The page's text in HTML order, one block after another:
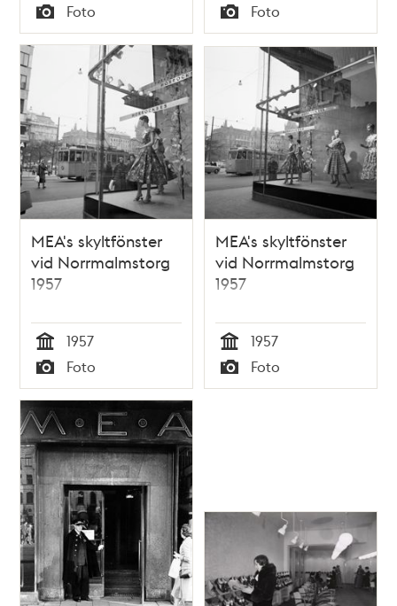
Tid
Typ
Foto Tid
Typ
Foto
MEA's skyltfönster
vid Norrmalmstorg
1957
Tid
1957
Typ
Foto
MEA's skyltfönster
vid Norrmalmstorg
1957
Tid
1957
Typ
Foto